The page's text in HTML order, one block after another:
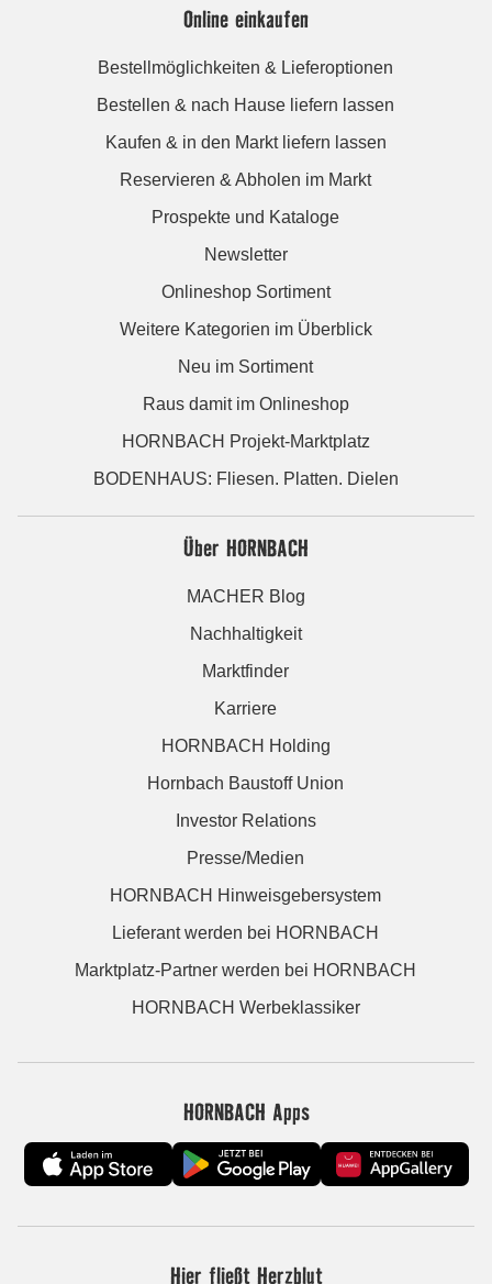
Online einkaufen
Bestellmöglichkeiten & Lieferoptionen
Bestellen & nach Hause liefern lassen
Kaufen & in den Markt liefern lassen
Reservieren & Abholen im Markt
Prospekte und Kataloge
Newsletter
Onlineshop Sortiment
Weitere Kategorien im Überblick
Neu im Sortiment
Raus damit im Onlineshop
HORNBACH Projekt-Marktplatz
BODENHAUS: Fliesen. Platten. Dielen
Über HORNBACH
MACHER Blog
Nachhaltigkeit
Marktfinder
Karriere
HORNBACH Holding
Hornbach Baustoff Union
Investor Relations
Presse/Medien
HORNBACH Hinweisgebersystem
Lieferant werden bei HORNBACH
Marktplatz-Partner werden bei HORNBACH
HORNBACH Werbeklassiker
HORNBACH Apps
Hier fließt Herzblut